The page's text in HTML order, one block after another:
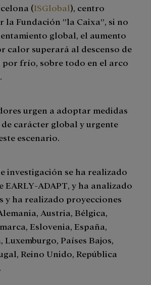
(ISGlobal), centro
la Fundación ”la Caixa”, si no
global, el aumento
calor superará al descenso de
frío, sobre todo en el arco
urgen a adoptar medidas
carácter global y urgente
escenario.
investigación se ha realizado
EARLY-ADAPT, y ha analizado
y ha realizado proyecciones
Austria, Bélgica,
Eslovenia, España,
Países Bajos,
Reino Unido, República